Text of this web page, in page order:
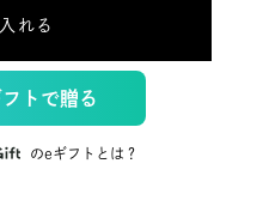
れる
トで贈る
のeギフトとは？